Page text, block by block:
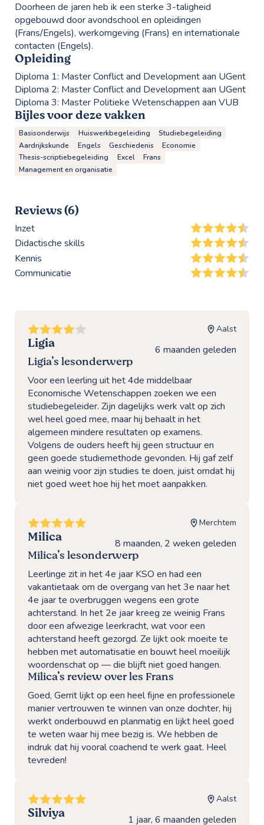
Doorheen de jaren heb ik een sterke 3-taligheid
opgebouwd door avondschool en opleidingen
(Frans/Engels), werkomgeving (Frans) en internationale
contacten (Engels).
Opleiding
Diploma 1: Master Conflict and Development aan UGent
Diploma 2: Master Conflict and Development aan UGent
Diploma 3: Master Politieke Wetenschappen aan VUB
Bijles voor deze vakken
Basisonderwijs Huiswerkbegeleiding
Studiebegeleiding
Aardrijkskunde
Engels Geschiedenis
Economie
Thesis-scriptiebegeleiding
Excel
Frans
Management en organisatie
Reviews (6)
Inzet
Didactische skills
Kennis
Communicatie
Ligia
Aalst
6 maanden geleden
Ligia’s lesonderwerp
Voor een leerling uit het 4de middelbaar
Economische Wetenschappen zoeken we een
studiebegeleider. Zijn dagelijks werk valt op zich
wel heel goed mee, maar hij behaalt in het
algemeen mindere resultaten op examens.
Volgens de ouders heeft hij geen structuur en
geen goede studiemethode gevonden. Hij gaf zelf
aan weinig voor zijn studies te doen, juist omdat hij
niet goed weet hoe hij het moet aanpakken.
Milica
Merchtem
8 maanden, 2 weken geleden
Milica’s lesonderwerp
Leerlinge zit in het 4e jaar KSO en had een
vakantietaak om de overgang van het 3e naar het
4e jaar te overbruggen wegens een grote
achterstand. In het 2e jaar kreeg ze weinig Frans
door een afwezige leerkracht, wat voor een
achterstand heeft gezorgd. Ze lijkt ook moeite te
hebben met automatisatie en bouwt heel moeilijk
woordenschat op — die blijft niet goed hangen.
Milica’s review over les Frans
Goed, Gerrit lijkt op een heel fijne en professionele
manier vertrouwen te winnen van onze dochter, hij
werkt onderbouwd en planmatig en lijkt heel goed
te weten waar hij mee bezig is. We hebben de
indruk dat hij vooral coachend te werk gaat. Heel
tevreden!
Silviya
Aalst
1 jaar, 6 maanden geleden